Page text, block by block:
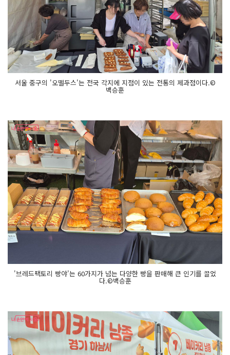
서울 중구의 '오뗄두스'는 전국 각지에 지점이 있는 전통의 제과점이다.©
백승훈
'브레드팩토리 빵야'는 60가지가 넘는 다양한 빵을 판매해 큰 인기를 끌었
다.©백승훈